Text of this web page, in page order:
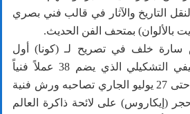
التاريخ والآثار في قالب فني بصري
بالألوان) بمتحف الفن الحديث.
سارة خلف في تصريح لـ (كونا) أول
أمس: إن المعرض الصيفي التشكيلي الذي يضم 38 عملاً فنياً
تشكيلياً وخزفياً ويستمر حتى 27 يوليو الجاري تصاحبه ورش فنية
(إيكاروس) على لائحة ذاكرة العالم